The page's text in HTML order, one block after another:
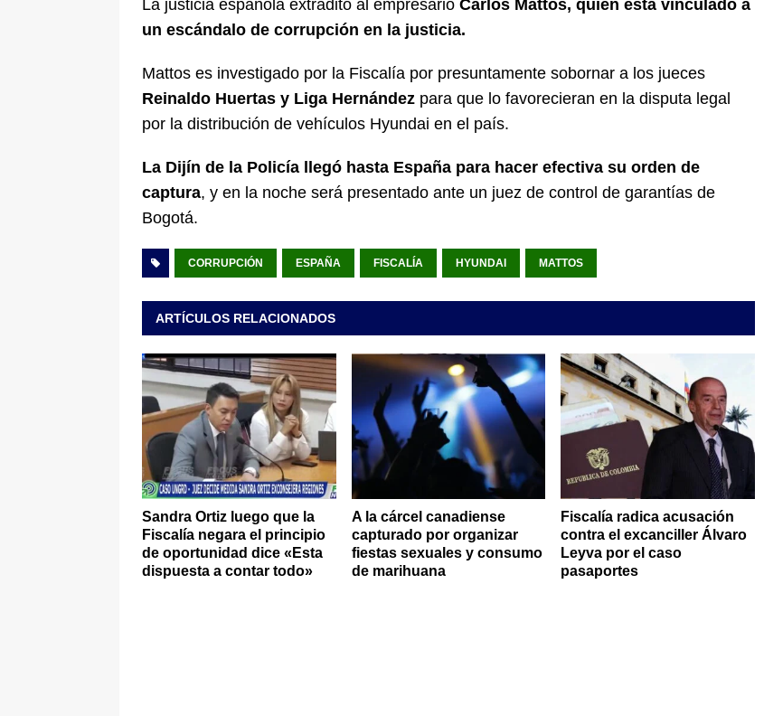
[ 8 de agosto de 2026 ] Epa Colombia fue trasladada de la Escuela de Carabineros a La Picaleña: los
La justicia española extraditó al empresario Carlos Mattos, quien está vinculado a
un escándalo de corrupción en la justicia.
Mattos es investigado por la Fiscalía por presuntamente sobornar a los jueces
Reinaldo Huertas y Liga Hernández para que lo favorecieran en la disputa legal
por la distribución de vehículos Hyundai en el país.
La Dijín de la Policía llegó hasta España para hacer efectiva su orden de
captura, y en la noche será presentado ante un juez de control de garantías de
Bogotá.
CORRUPCIÓN ESPAÑA FISCALÍA HYUNDAI MATTOS
ARTÍCULOS RELACIONADOS
Sandra Ortiz luego que la
Fiscalía negara el principio
de oportunidad dice «Esta
dispuesta a contar todo»
A la cárcel canadiense
capturado por organizar
fiestas sexuales y consumo
de marihuana
Fiscalía radica acusación
contra el excanciller Álvaro
Leyva por el caso
pasaportes